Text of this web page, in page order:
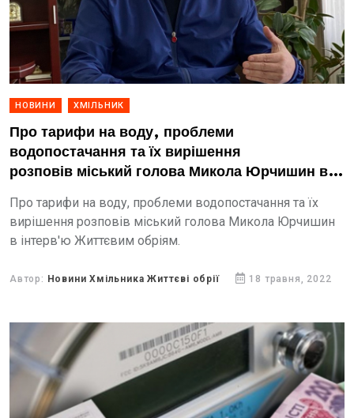
НОВИНИ ХМІЛЬНИК
Про тарифи на воду, проблеми
водопостачання та їх вирішення
розповів міський голова Микола Юрчишин в
Про тарифи на воду, проблеми водопостачання та їх
вирішення розповів міський голова Микола Юрчишин
в інтерв'ю Життєвим обріям.
Автор: Новини Хмільника Життєві обрії 18 травня, 2022